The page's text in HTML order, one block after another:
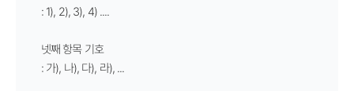
: 1), 2), 3), 4) ....
넷째 항목 기호
: 가), 나), 다), 라), ...